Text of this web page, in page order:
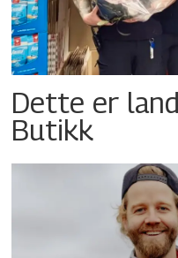
Dette er
Butikk